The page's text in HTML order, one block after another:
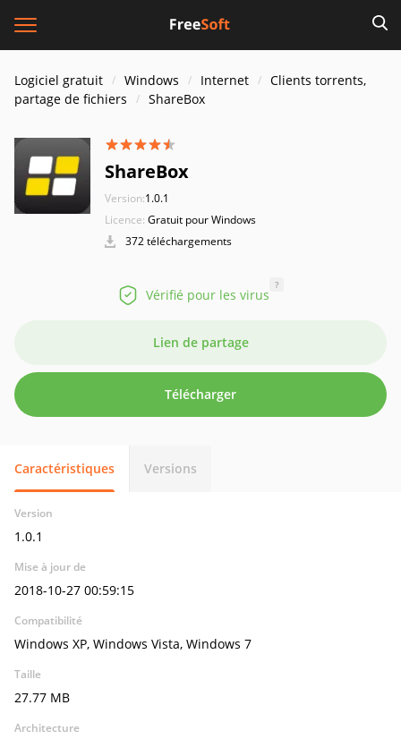
Logiciel gratuit Windows Internet
Clients torrents,
partage de fichiers
ShareBox
ShareBox
Version:1.0.1
Licence: Gratuit pour Windows
372 téléchargements
Vérifié pour les virus
?
Lien de partage
Télécharger
Caractéristiques Versions
Version
1.0.1
Mise à jour de
2018-10-27 00:59:15
Compatibilité
Windows XP, Windows Vista, Windows 7
Taille
27.77 MB
Architecture